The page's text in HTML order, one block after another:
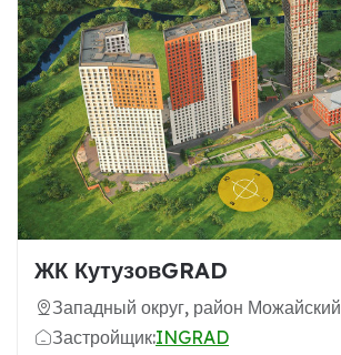
ЖК КутузовGRAD
Западный округ, район Можайский
Застройщик:INGRAD